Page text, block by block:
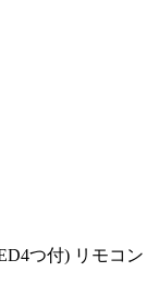
つ付) リモコン